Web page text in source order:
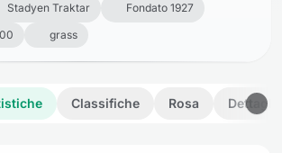
Stadyen Traktar
Fondato 1927
grass
Classifiche Rosa Dettagli